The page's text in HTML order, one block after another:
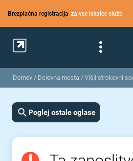
Brezplačna registracija za vse iskalce služb
Domov / Delovna mesta / Višji strokovni
Poglej ostale oglase